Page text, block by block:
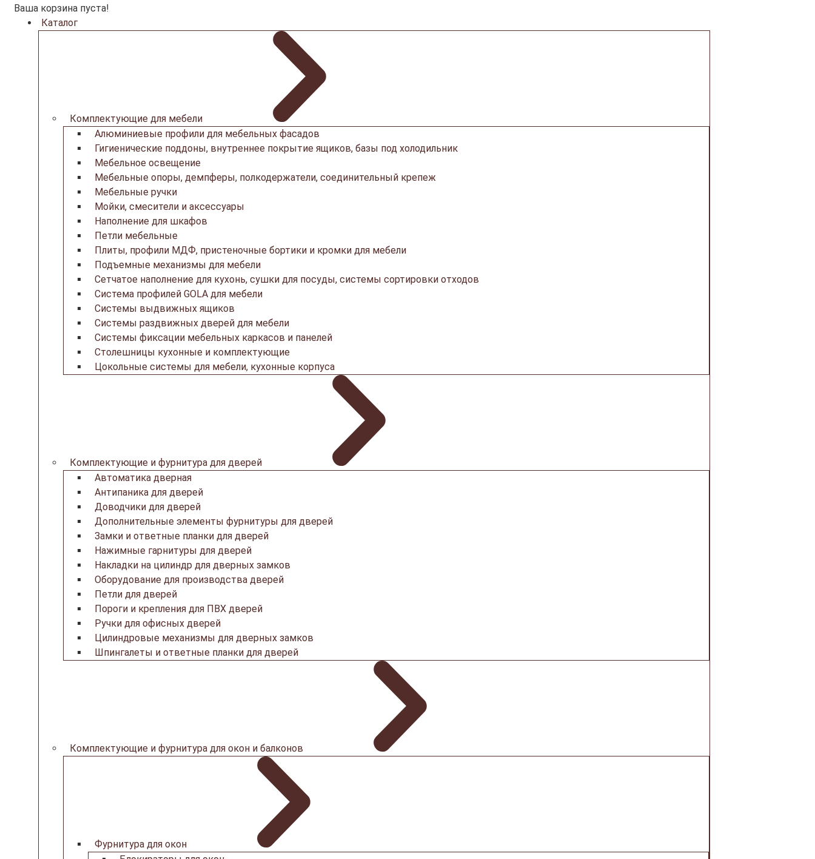
Ваша корзина пуста!
Каталог
Комплектующие для мебели
Алюминиевые профили для мебельных фасадов
Гигиенические поддоны, внутреннее покрытие ящиков, базы под холодильник
Мебельное освещение
Мебельные опоры, демпферы, полкодержатели, соединительный крепеж
Мебельные ручки
Мойки, смесители и аксессуары
Наполнение для шкафов
Петли мебельные
Плиты, профили МДФ, пристеночные бортики и кромки для мебели
Подъемные механизмы для мебели
Сетчатое наполнение для кухонь, сушки для посуды, системы сортировки отходов
Система профилей GOLA для мебели
Системы выдвижных ящиков
Системы раздвижных дверей для мебели
Системы фиксации мебельных каркасов и панелей
Столешницы кухонные и комплектующие
Цокольные системы для мебели, кухонные корпуса
Комплектующие и фурнитура для дверей
Автоматика дверная
Антипаника для дверей
Доводчики для дверей
Дополнительные элементы фурнитуры для дверей
Замки и ответные планки для дверей
Нажимные гарнитуры для дверей
Накладки на цилиндр для дверных замков
Оборудование для производства дверей
Петли для дверей
Пороги и крепления для ПВХ дверей
Ручки для офисных дверей
Цилиндровые механизмы для дверных замков
Шпингалеты и ответные планки для дверей
Комплектующие и фурнитура для окон и балконов
Фурнитура для окон